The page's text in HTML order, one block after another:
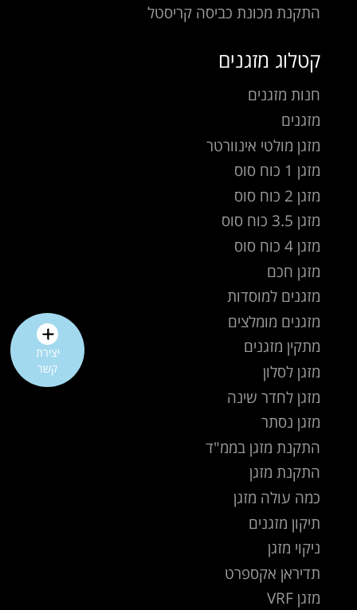
התקנת מכונת כביסה קריסטל
קטלוג מזגנים
חנות מזגנים
מזגנים
מזגן מולטי אינוורטר
מזגן 1 כוח סוס
מזגן 2 כוח סוס
מזגן 3.5 כוח סוס
מזגן 4 כוח סוס
מזגן חכם
מזגנים למוסדות
מזגנים מומלצים
מתקין מזגנים
מזגן לסלון
מזגן לחדר שינה
מזגן נסתר
התקנת מזגן בממ"ד
התקנת מזגן
כמה עולה מזגן
תיקון מזגנים
ניקוי מזגן
תדיראן אקספרט
מזגן VRF
יצירת
קשר